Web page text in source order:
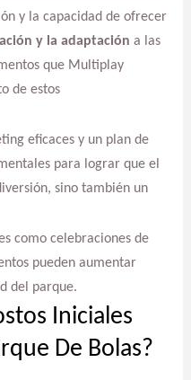
y la capacidad de ofrecer
y la adaptación a las
que Multiplay
de estos
eficaces y un plan de
para lograr que el
sino también un
como celebraciones de
pueden aumentar
del parque.
Iniciales
De Bolas?